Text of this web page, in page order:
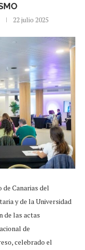
22 julio 2025
Canarias del
y de la Universidad
de las actas
de
celebrado el